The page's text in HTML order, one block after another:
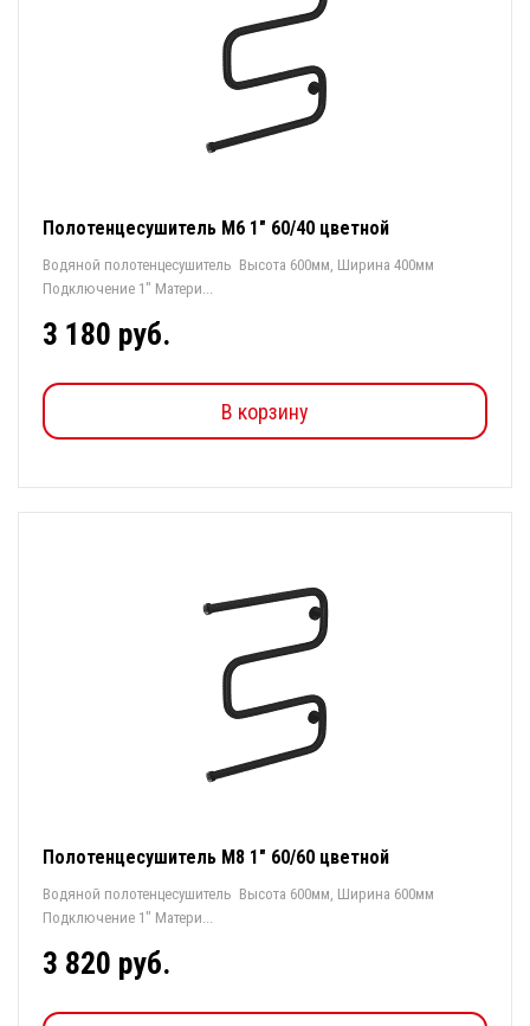
Полотенцесушитель М6 1" 60/40 цветной
Водяной полотенцесушитель Высота 600мм, Ширина 400мм
Подключение 1" Матери...
3 180 руб.
В корзину
Полотенцесушитель М8 1" 60/60 цветной
Водяной полотенцесушитель Высота 600мм, Ширина 600мм
Подключение 1" Матери...
3 820 руб.